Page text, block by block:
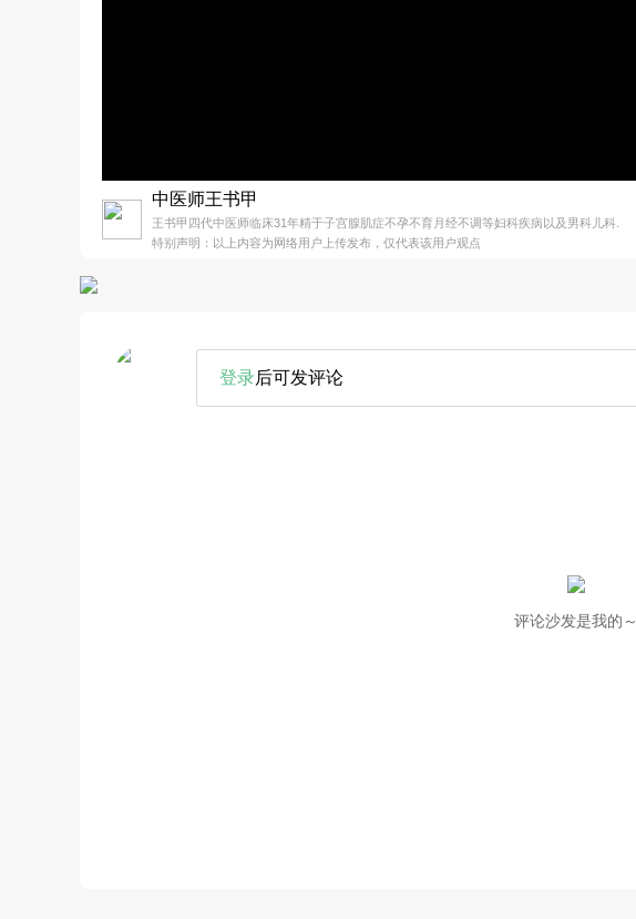
中医师王书甲
王书甲四代中医师临床31年精于子宫腺肌症不孕不育月经不调等妇科疾病以及男科儿科.
特别声明：以上内容为网络用户上传发布，仅代表该用户观点
登录后可发评论
评论沙发是我的～